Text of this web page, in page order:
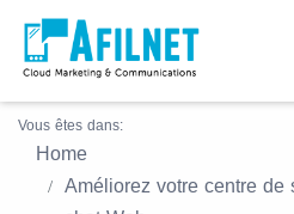
Vous êtes dans:
Home
Améliorez votre centre de